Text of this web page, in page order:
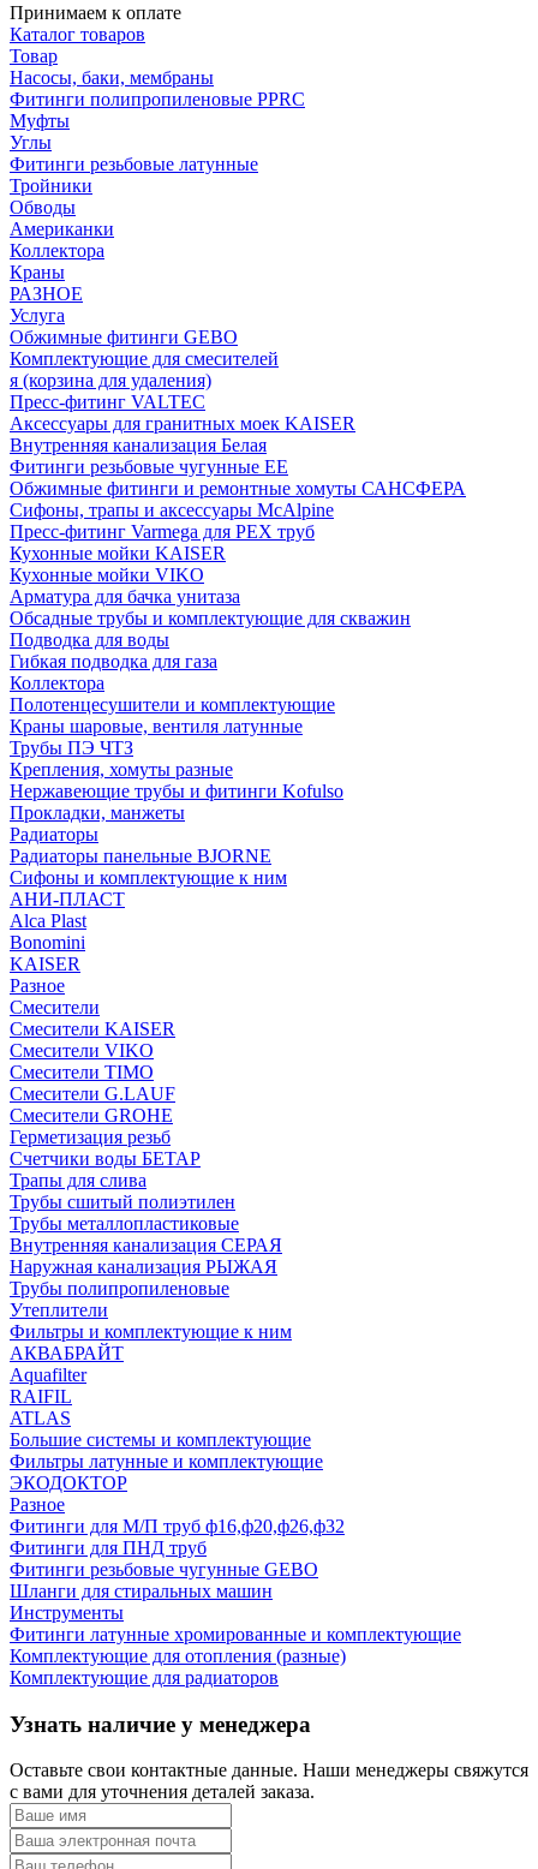
Принимаем к оплате
Каталог товаров
Товар
Насосы, баки, мембраны
Фитинги полипропиленовые PPRC
Муфты
Углы
Фитинги резьбовые латунные
Тройники
Обводы
Американки
Коллектора
Краны
РАЗНОЕ
Услуга
Обжимные фитинги GEBO
Комплектующие для смесителей
я (корзина для удаления)
Пресс-фитинг VALTEC
Аксессуары для гранитных моек KAISER
Внутренняя канализация Белая
Фитинги резьбовые чугунные EE
Обжимные фитинги и ремонтные хомуты САНСФЕРА
Сифоны, трапы и аксессуары McAlpine
Пресс-фитинг Varmega для PEX труб
Кухонные мойки KAISER
Кухонные мойки VIKO
Арматура для бачка унитаза
Обсадные трубы и комплектующие для скважин
Подводка для воды
Гибкая подводка для газа
Коллектора
Полотенцесушители и комплектующие
Краны шаровые, вентиля латунные
Трубы ПЭ ЧТЗ
Крепления, хомуты разные
Нержавеющие трубы и фитинги Kofulso
Прокладки, манжеты
Радиаторы
Радиаторы панельные BJORNE
Сифоны и комплектующие к ним
АНИ-ПЛАСТ
Alca Plast
Bonomini
KAISER
Разное
Смесители
Смесители KAISER
Смесители VIKO
Смесители TIMO
Смесители G.LAUF
Смесители GROHE
Герметизация резьб
Счетчики воды БЕТАР
Трапы для слива
Трубы сшитый полиэтилен
Трубы металлопластиковые
Внутренняя канализация СЕРАЯ
Наружная канализация РЫЖАЯ
Трубы полипропиленовые
Утеплители
Фильтры и комплектующие к ним
АКВАБРАЙТ
Aquafilter
RAIFIL
ATLAS
Большие системы и комплектующие
Фильтры латунные и комплектующие
ЭКОДОКТОР
Разное
Фитинги для М/П труб ф16,ф20,ф26,ф32
Фитинги для ПНД труб
Фитинги резьбовые чугунные GEBO
Шланги для стиральных машин
Инструменты
Фитинги латунные хромированные и комплектующие
Комплектующие для отопления (разные)
Комплектующие для радиаторов
Узнать наличие у менеджера
Оставьте свои контактные данные. Наши менеджеры свяжутся
с вами для уточнения деталей заказа.